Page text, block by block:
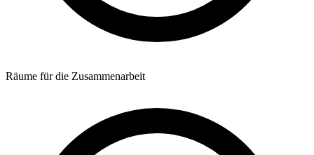
Räume für die Zusammenarbeit